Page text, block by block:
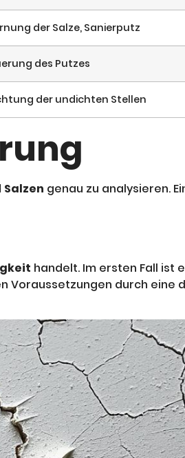
der Salze, Sanierputz
des Putzes
der undichten Stellen
Salzen genau zu analysieren.
handelt. Im ersten Fall ist
Voraussetzungen durch eine